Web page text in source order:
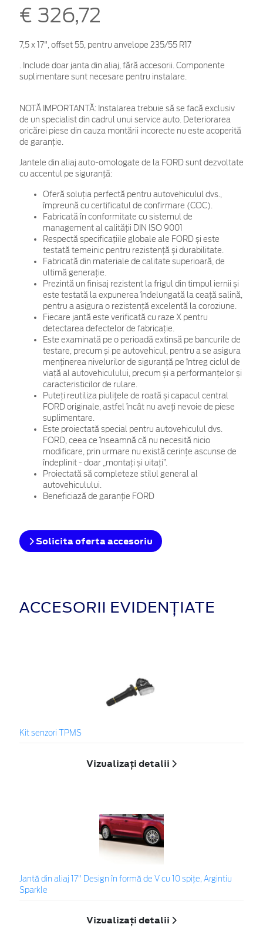
€ 326,72
7,5 x 17", offset 55, pentru anvelope 235/55 R17
. Include doar janta din aliaj, fără accesorii. Componente
suplimentare sunt necesare pentru instalare.
NOTĂ IMPORTANTĂ: Instalarea trebuie să se facă exclusiv
de un specialist din cadrul unui service auto. Deteriorarea
oricărei piese din cauza montării incorecte nu este acoperită
de garanţie.
Jantele din aliaj auto-omologate de la FORD sunt dezvoltate
cu accentul pe siguranță:
Oferă soluția perfectă pentru autovehiculul dvs.,
împreună cu certificatul de confirmare (COC).
Fabricată în conformitate cu sistemul de
management al calității DIN ISO 9001
Respectă specificațiile globale ale FORD și este
testată temeinic pentru rezistență și durabilitate.
Fabricată din materiale de calitate superioară, de
ultimă generație.
Prezintă un finisaj rezistent la frigul din timpul iernii și
este testată la expunerea îndelungată la ceață salină,
pentru a asigura o rezistență excelentă la coroziune.
Fiecare jantă este verificată cu raze X pentru
detectarea defectelor de fabricație.
Este examinată pe o perioadă extinsă pe bancurile de
testare, precum și pe autovehicul, pentru a se asigura
menținerea nivelurilor de siguranță pe întreg ciclul de
viață al autovehiculului, precum și a performanțelor și
caracteristicilor de rulare.
Puteți reutiliza piulițele de roată și capacul central
FORD originale, astfel încât nu aveți nevoie de piese
suplimentare.
Este proiectată special pentru autovehiculul dvs.
FORD, ceea ce înseamnă că nu necesită nicio
modificare, prin urmare nu există cerințe ascunse de
îndeplinit - doar „montați și uitați”.
Proiectată să completeze stilul general al
autovehiculului.
Beneficiază de garanție FORD
Solicita oferta accesoriu
ACCESORII EVIDENȚIATE
Kit senzori TPMS
Vizualizați detalii
Jantă din aliaj 17" Design în formă de V cu 10 spiţe, Argintiu
Sparkle
Vizualizați detalii